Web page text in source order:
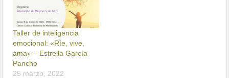
Taller de inteligencia
emocional: «Ríe, vive,
ama» – Estrella García
Pancho
25 marzo, 2022